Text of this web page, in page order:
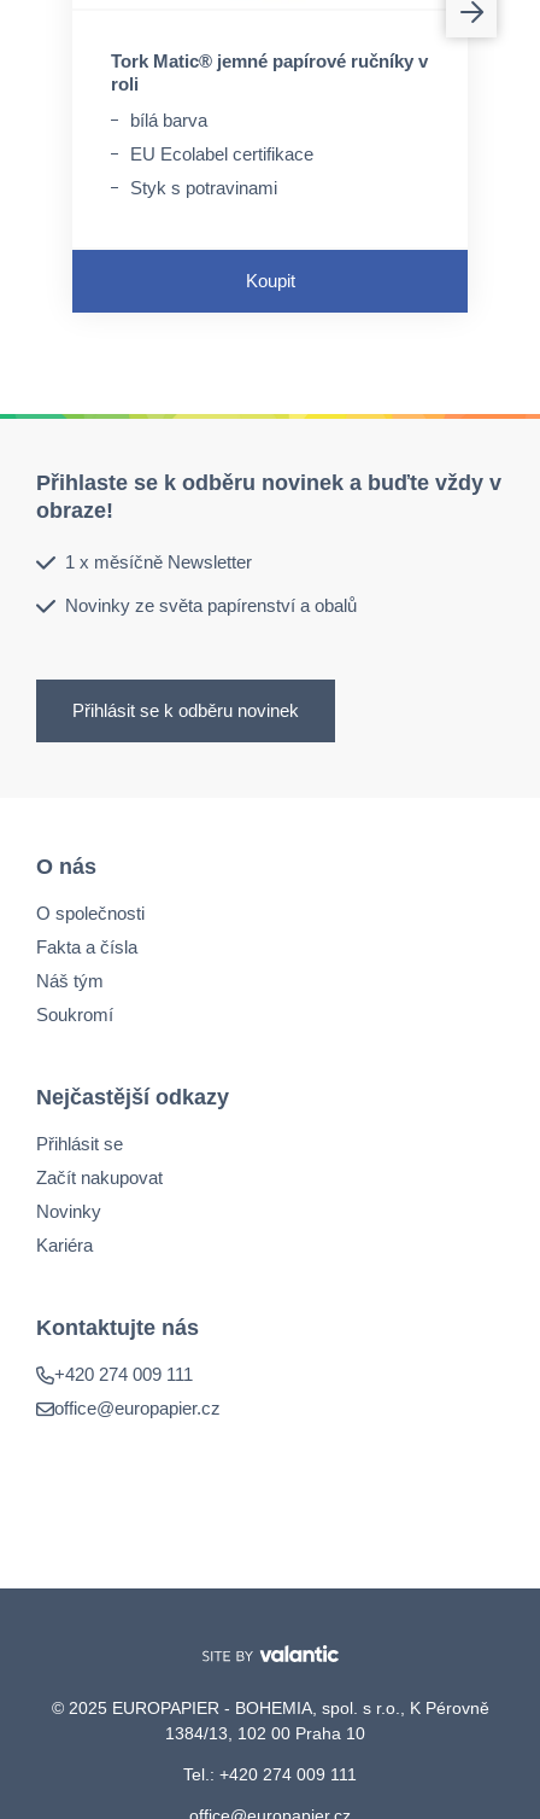
Tork Matic® jemné papírové ručníky v
roli
bílá barva
EU Ecolabel certifikace
Styk s potravinami
Koupit
Přihlaste se k odběru novinek a buďte vždy v
obraze!
1 x měsíčně Newsletter
Novinky ze světa papírenství a obalů
Přihlásit se k odběru novinek
O nás
O společnosti
Fakta a čísla
Náš tým
Soukromí
Nejčastější odkazy
Přihlásit se
Začít nakupovat
Novinky
Kariéra
Kontaktujte nás
+420 274 009 111
office@europapier.cz
© 2025 EUROPAPIER - BOHEMIA, spol. s r.o., K Pérovně
1384/13, 102 00 Praha 10
Tel.: +420 274 009 111